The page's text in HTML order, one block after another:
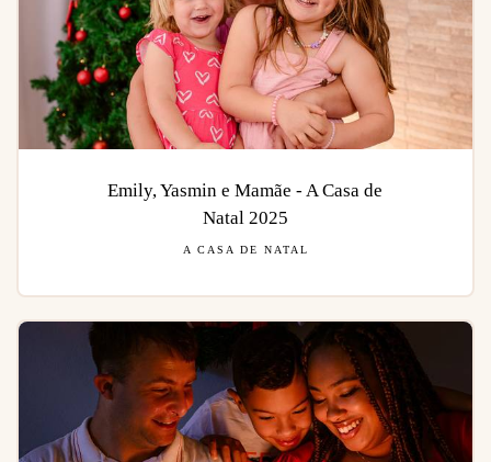
Emily, Yasmin e Mamãe - A Casa de
Natal 2025
A CASA DE NATAL